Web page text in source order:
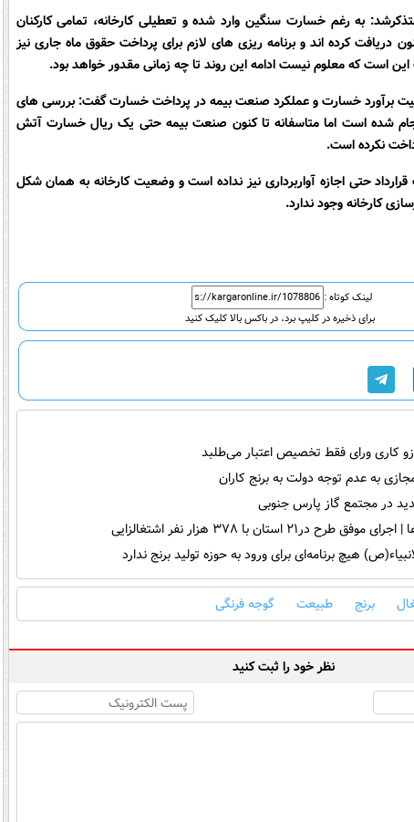
به رغم خسارت سنگین وارد شده و تعطیلی کارخانه، تمامی کارکنان
دریافت کرده اند و برنامه ریزی های لازم برای پرداخت حقوق ماه جاری نیز
است که معلوم نیست ادامه این روند تا چه زمانی مقدور خواهد بود.
برآورد خسارت و عملکرد صنعت بیمه در پرداخت خسارت گفت: بررسی های
شده است اما متاسفانه تا کنون صنعت بیمه حتی یک ریال خسارت آتش
نکرده است.
حتی اجازه آواربرداری نیز نداده است و وضعیت کارخانه به همان شکل
کارخانه وجود ندارد.
لینک کوتاه :
برای ذخیره در کلیپ برد، در باکس بالا کلیک کنید
کاری ورای فقط تخصیص اعتبار می‌طلبد
به عدم توجه دولت به برنج کاران
استان با ۳۷۸ هزار نفر اشتغالزایی
هیچ برنامه‌ای برای ورود به حوزه تولید برنج ندارد
برنج طبیعت گوجه فرنگی
نظر خود را ثبت کنید